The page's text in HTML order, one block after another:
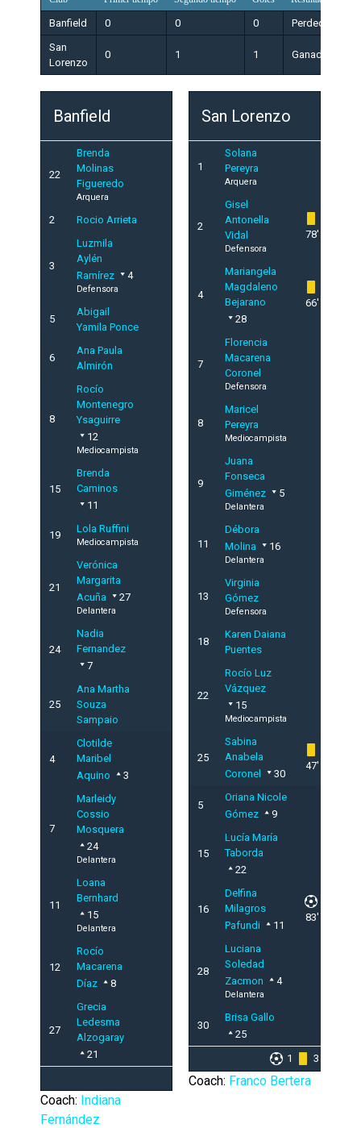
Banfield 0 0 0
Perdedor
San
Lorenzo
0 1 1 Ganador
Banfield
22
Brenda
Molinas
Figueredo
Arquera
2 Rocio Arrieta
3
Luzmila
Aylén
Ramírez
4
Defensora
5
Abigail
Yamila Ponce
6
Ana Paula
Almirón
8
Rocío
Montenegro
Ysaguirre
12
Mediocampista
15
Brenda
Caminos
11
19
Lola Ruffini
Mediocampista
21
Verónica
Margarita
Acuña
27
Delantera
24
Nadia
Fernandez
7
25
Ana Martha
Souza
Sampaio
4
Clotilde
Maribel
Aquino
3
7
Marleidy
Cossio
Mosquera
24
Delantera
11
Loana
Bernhard
15
Delantera
12
Rocío
Macarena
Díaz
8
27
Grecia
Ledesma
Alzogaray
21
Coach: Indiana
Fernández
San Lorenzo
1
Solana
Pereyra
Arquera
2
Gisel
Antonella
Vidal
Defensora
78'
4
Mariangela
Magdaleno
Bejarano
28
66'
7
Florencia
Macarena
Coronel
Defensora
8
Maricel
Pereyra
Mediocampista
9
Juana
Fonseca
Giménez
5
Delantera
11
Débora
Molina
16
Delantera
13
Virginia
Gómez
Defensora
18
Karen Daiana
Puentes
22
Rocío Luz
Vázquez
15
Mediocampista
25
Sabina
Anabela
Coronel
30
47'
5
Oriana Nicole
Gómez
9
15
Lucía María
Taborda
22
16
Delfina
Milagros
Pafundi
11
83'
28
Luciana
Soledad
Zacmon
4
Delantera
30
Brisa Gallo
25
1
3
Coach: Franco Bertera